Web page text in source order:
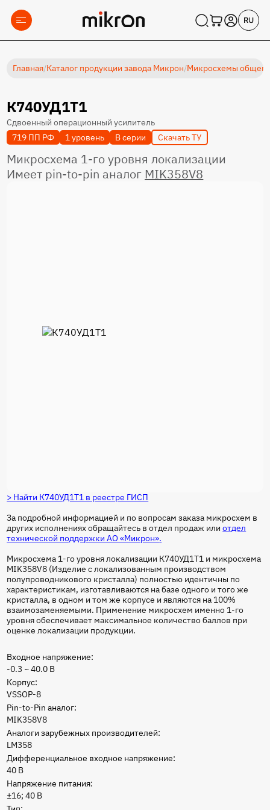
Главная/Каталог продукции завода Микрон/Микросхемы
К740УД1Т1
Сдвоенный операционный усилитель
719 ПП РФ
1 уровень В серии Скачать ТУ
Микросхема 1-го уровня локализации
Имеет pin-to-pin аналог MIK358V8
> Найти К740УД1Т1 в реестре ГИСП
За подробной информацией и по вопросам заказа микросхем в
других исполнениях обращайтесь в отдел продаж илиотдел
технической поддержки АО «Микрон».
Микросхема 1-го уровня локализации К740УД1Т1 и микросхема
MIK358V8 (Изделие с локализованным производством
полупроводникового кристалла) полностью идентичны по
характеристикам, изготавливаются на базе одного и того же
кристалла, в одном и том же корпусе и являются на 100%
взаимозаменяемыми. Применение микросхем именно 1-го
уровня обеспечивает максимальное количество баллов при
оценке локализации продукции.
Входное напряжение:
-0.3 ~ 40.0 В
Корпус:
VSSOP-8
Pin-to-Pin аналог:
MIK358V8
Аналоги зарубежных производителей:
LM358
Дифференциальное входное напряжение:
40 В
Напряжение питания:
±16; 40 В